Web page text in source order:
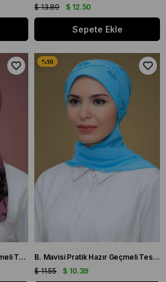
$ 12.50
$ 13.89
Sepete Ekle
Gül Kurusu Pratik Hazır Geçmeli Tesettür Bone Sandy Kumaş Desenli Şifon Kemerli 1205D_18
B. Mavisi Pratik Hazır Geçmeli Tesettür Bone Sandy Kumaş Güllü İşlemeli Şifon Atkılı 1206A_11
$ 10.39
$ 11.55